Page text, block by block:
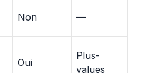
Non —
Oui
Plus-
values